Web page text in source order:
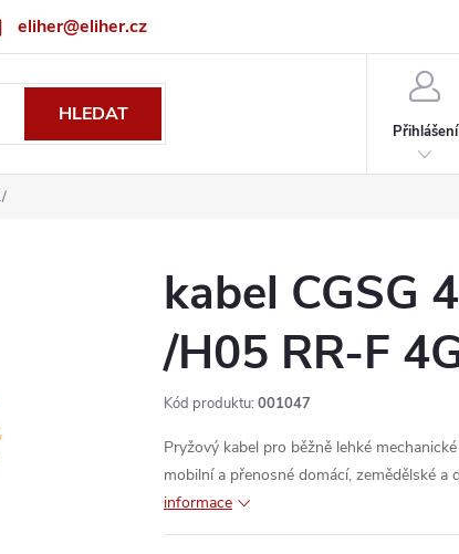
eliher@eliher.cz
řád Specialista na Bordeaux
HLEDAT
Přihlášení
kabel CGSG
/H05 RR-F
Kód produktu: 001047
Pryžový kabel pro běžně lehké
mobilní a přenosné domácí, zemědělské a
informace